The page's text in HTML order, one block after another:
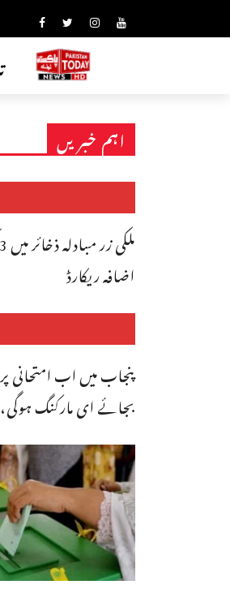
اہم خبریں
اضافہ ریکارڈ
پنجاب میں اب امتحانی
بجائے ای مارکنگ